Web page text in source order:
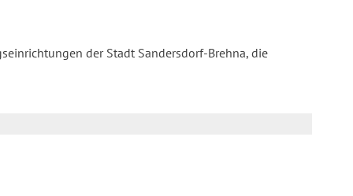
der Stadt Sandersdorf-Brehna, die